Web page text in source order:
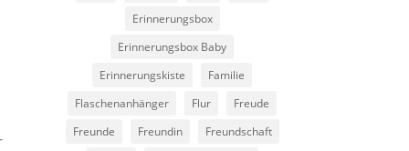
Erinnerungsbox
Erinnerungsbox Baby
Erinnerungskiste
Familie
Flaschenanhänger
Flur
Freude
Freunde
Freundin
Freundschaft